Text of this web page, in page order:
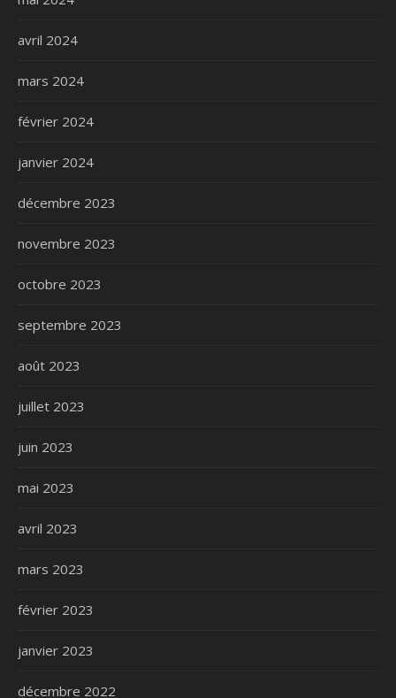
avril 2024
mars 2024
février 2024
janvier 2024
décembre 2023
novembre 2023
octobre 2023
septembre 2023
août 2023
juillet 2023
juin 2023
mai 2023
avril 2023
mars 2023
février 2023
janvier 2023
décembre 2022